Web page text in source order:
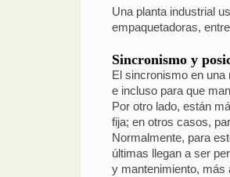
Una planta industrial
empaquetadoras,
Sincronismo y
El sincronismo en
e incluso para que
Por otro lado, están
fija; en otros casos,
Normalmente, para
últimas llegan a ser
y mantenimiento, más